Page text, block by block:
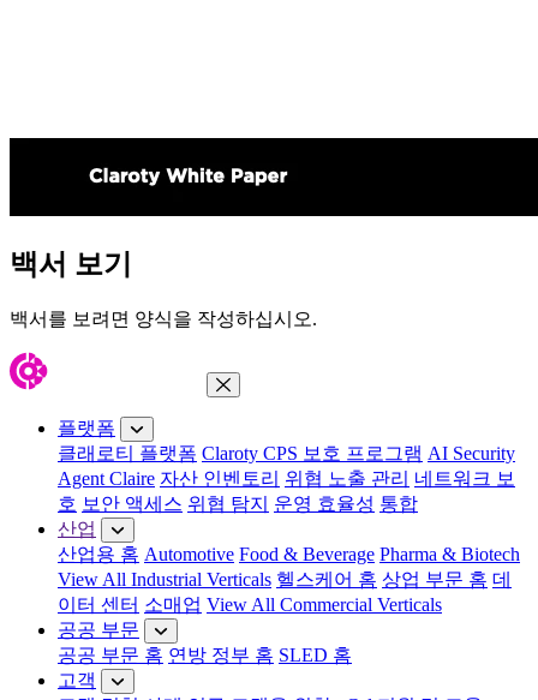
백서 보기
백서를 보려면 양식을 작성하십시오.
메뉴 닫기
플랫폼
클래로티 플랫폼 Claroty CPS 보호 프로그램 AI Security
Agent Claire 자산 인벤토리 위협 노출 관리 네트워크 보
호 보안 액세스 위협 탐지 운영 효율성 통합
산업
산업용 홈 Automotive Food & Beverage Pharma & Biotech
View All Industrial Verticals 헬스케어 홈 상업 부문 홈 데
이터 센터 소매업 View All Commercial Verticals
공공 부문
공공 부문 홈 연방 정부 홈 SLED 홈
고객